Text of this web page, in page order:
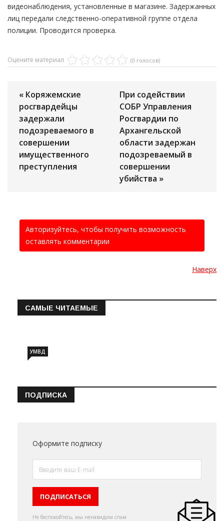
видеонаблюдения, установленные в магазине. Задержанных
лиц передали следственно-оперативной группе отдела
полиции. Проводится проверка.
Оцените материал (0 голосов)
« Коряжемские
росгвардейцы
задержали
подозреваемого в
совершении
имущественного
преступления
При содействии
СОБР Управления
Росгвардии по
Архангельской
области задержан
подозреваемый в
совершении
убийства »
Авторизуйтесь, чтобы получить возможность
оставлять комментарии
Наверх
САМЫЕ ЧИТАЕМЫЕ
УМВД
ПОДПИСКА
Оформите подписку
Не беспокойтесь, мы ненавидим спам